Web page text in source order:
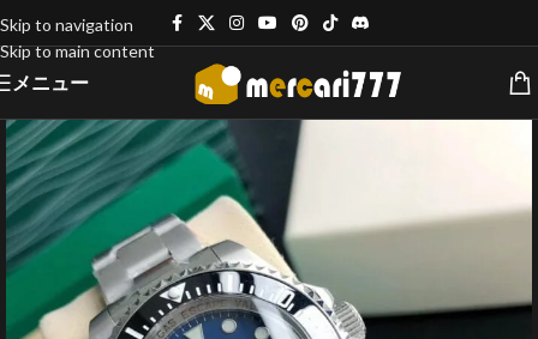
Skip to navigation
Skip to main content
メニュー